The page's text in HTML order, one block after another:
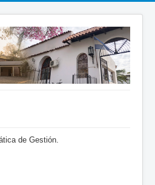
de Gestión.